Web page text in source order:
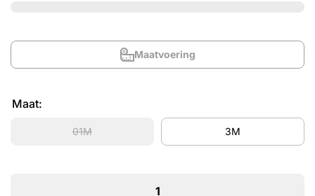
Maatvoering
Maat:
01M 3M